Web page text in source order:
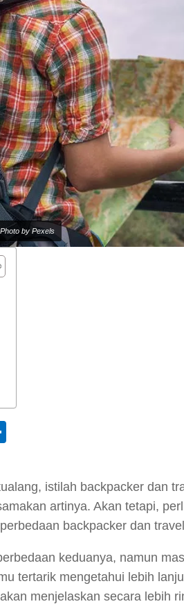
by Pexels
istilah backpacker dan
artinya. Akan tetapi,
backpacker dan
keduanya, namun
tertarik mengetahui lebih
menjelaskan secara lebih